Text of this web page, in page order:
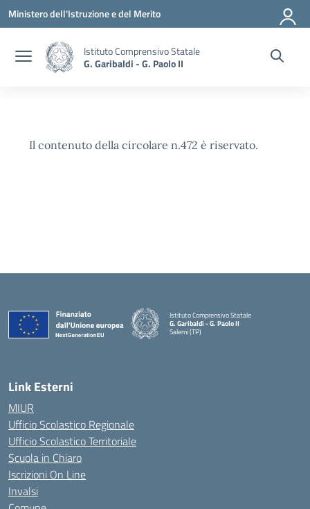
Vai ai contenuti
Vai al menu di navigazione
Vai al footer
Ministero dell'Istruzione e del Merito
Istituto Comprensivo Statale
G. Garibaldi - G. Paolo II
Il contenuto della circolare n.472 è riservato.
Istituto Comprensivo Statale
G. Garibaldi - G. Paolo II
Salemi (TP)
Link Esterni
MIUR
Ufficio Scolastico Regionale
Ufficio Scolastico Territoriale
Scuola in Chiaro
Iscrizioni On Line
Invalsi